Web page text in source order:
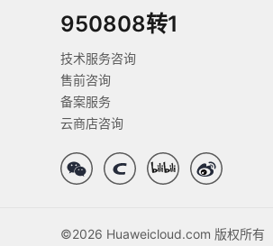
950808转1
技术服务咨询
售前咨询
备案服务
云商店咨询
©2026 Huaweicloud.com 版权所有